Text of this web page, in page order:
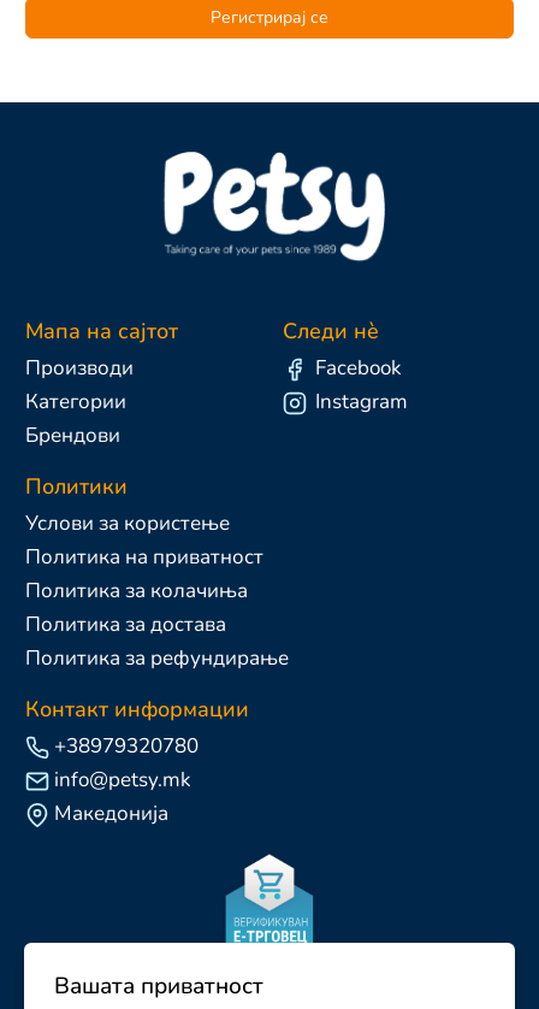
Вашата приватност
Регистрирај се
Мапа на сајтот
Производи
Категории
Брендови
Политики
Услови за користење
Политика на приватност
Политика за колачиња
Политика за достава
Политика за рефундирање
Контакт информации
+38979320780
info@petsy.mk
Македонија
Следи нè
Facebook
Instagram